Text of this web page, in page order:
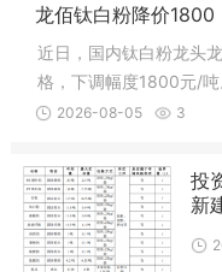
龙佰钛白粉降价1800
近日，国内钛白粉龙头
格，下调幅度1800元/
直接终结了上半年五轮
2026-08-05 3
投
新